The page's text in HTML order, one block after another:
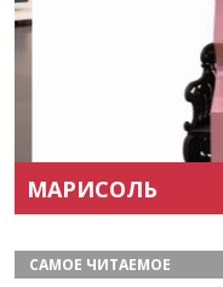
МАРИСОЛЬ
САМОЕ ЧИТАЕМОЕ